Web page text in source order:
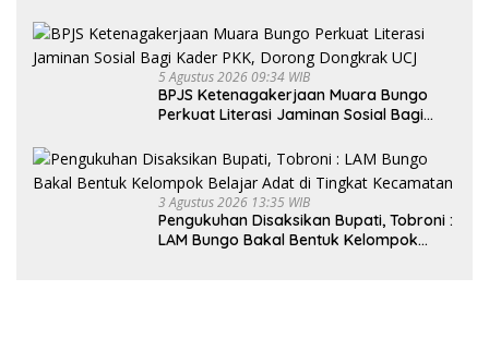
5 Agustus 2026 09:34 WIB
BPJS Ketenagakerjaan Muara Bungo
Perkuat Literasi Jaminan Sosial Bagi
3 Agustus 2026 13:35 WIB
Pengukuhan Disaksikan Bupati, Tobroni :
LAM Bungo Bakal Bentuk Kelompok